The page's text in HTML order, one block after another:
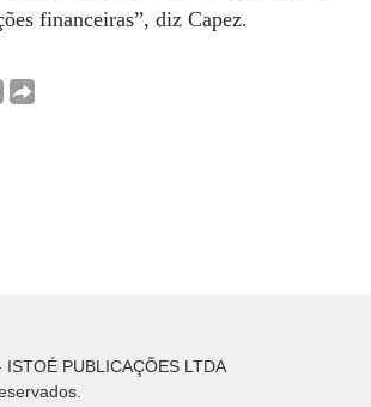
financeiras”, diz Capez.
PUBLICAÇÕES LTDA